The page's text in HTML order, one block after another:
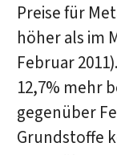
Preise für
höher als im
Februar
12,7% mehr
gegenüber
Grundstoffe